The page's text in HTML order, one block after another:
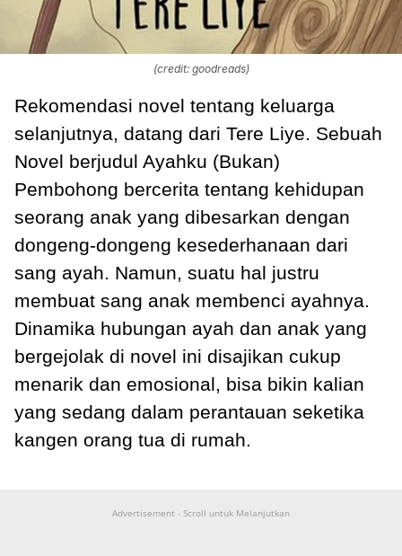
(credit: goodreads)
Rekomendasi novel tentang keluarga
selanjutnya, datang dari Tere Liye. Sebuah
Novel berjudul Ayahku (Bukan)
Pembohong bercerita tentang kehidupan
seorang anak yang dibesarkan dengan
dongeng-dongeng kesederhanaan dari
sang ayah. Namun, suatu hal justru
membuat sang anak membenci ayahnya.
Dinamika hubungan ayah dan anak yang
bergejolak di novel ini disajikan cukup
menarik dan emosional, bisa bikin kalian
yang sedang dalam perantauan seketika
kangen orang tua di rumah.
Advertisement - Scroll untuk Melanjutkan